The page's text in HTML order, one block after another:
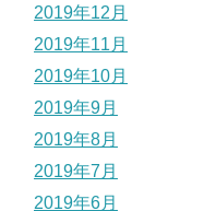
2019年12月
2019年11月
2019年10月
2019年9月
2019年8月
2019年7月
2019年6月